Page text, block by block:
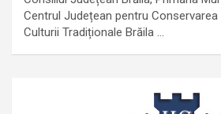
Centrul Județean pentru
Culturii Tradiționale Brăila …